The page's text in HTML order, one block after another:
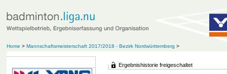
Home > Mannschaftsmeisterschaft 2017/2018 - Bezirk Nordwürttemberg >
Ergebnishistorie freigeschaltet